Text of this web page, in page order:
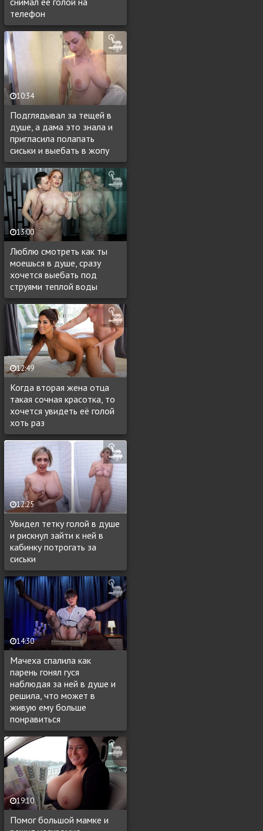
телефон
Подглядывал за тещей в
душе, а дама это знала и
пригласила полапать
сиськи и выебать в жопу
10:34
Люблю смотреть как ты
моешься в душе, сразу
хочется выебать под
струями теплой воды
13:00
Когда вторая жена отца
такая сочная красотка, то
хочется увидеть её голой
хоть раз
12:49
Увидел тетку голой в душе
и рискнул зайти к ней в
кабинку потрогать за
сиськи
12:25
Мачеха спалила как
парень гонял гуся
наблюдая за ней в душе и
решила, что может в
живую ему больше
понравиться
14:30
Помог большой мамке и
19:10